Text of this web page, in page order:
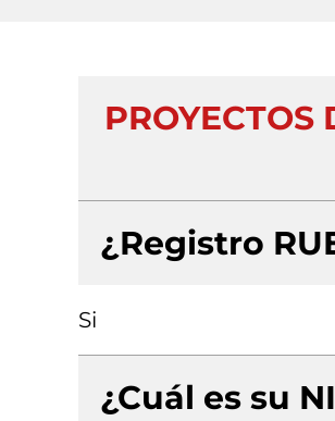
PROYECTOS
¿Registro
Si
¿Cuál es su